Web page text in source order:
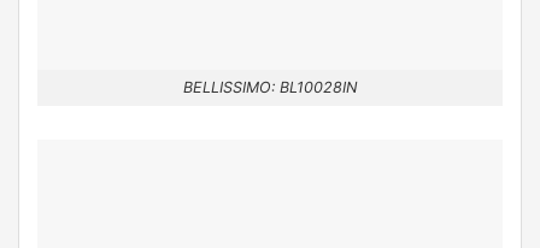
BELLISSIMO: BL10028IN